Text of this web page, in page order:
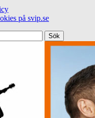
på svip.se